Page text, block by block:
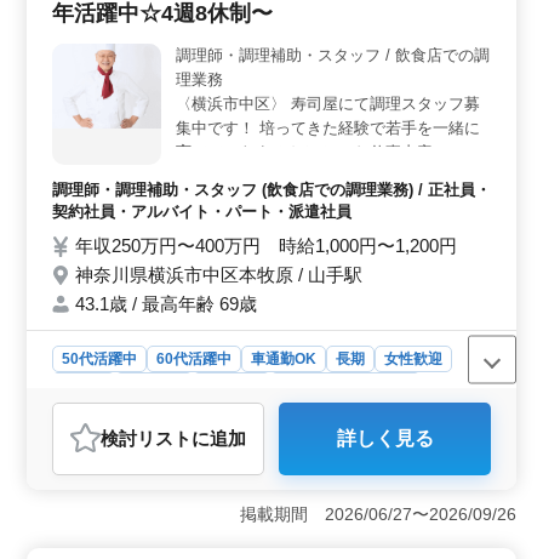
年活躍中☆4週8休制〜
調理師・調理補助・スタッフ / 飲食店での調
理業務
〈横浜市中区〉 寿司屋にて調理スタッフ募
集中です！ 培ってきた経験で若手を一緒に
育てていきませんか？ ＊お仕事内容＊ ・調
理 ・盛り付け ・仕込み ・食器洗浄 ・厨房
業務 ・店内清掃 ・調理補助 ＊ポイント＊
・4週8休制 ・社会保険完備 ・勤務時間応相
談 ・50代、60代の採用実績あり ・マイカー
通勤可能 ＼まずはお気軽にお問い合わせく
ださい／
調理師・調理補助・スタッフ (飲食店での調理業務) / 正社員・
契約社員・アルバイト・パート・派遣社員
年収250万円〜400万円 時給1,000円〜1,200円
神奈川県横浜市中区本牧原 / 山手駅
43.1歳 / 最高年齢 69歳
50代活躍中 60代活躍中 車通勤OK 長期
女性歓迎
おすすめポイント
＜経験者募集＞ 調理経験3年以上の方を対象としてお
り、経験を活かして即戦力として活躍できます。 ＜
働きやすい環境＞ 4週8休制で休日が確保されており、
検討リスト に追加 詳しく見る
掲載期間 2026/06/27〜2026/09/26